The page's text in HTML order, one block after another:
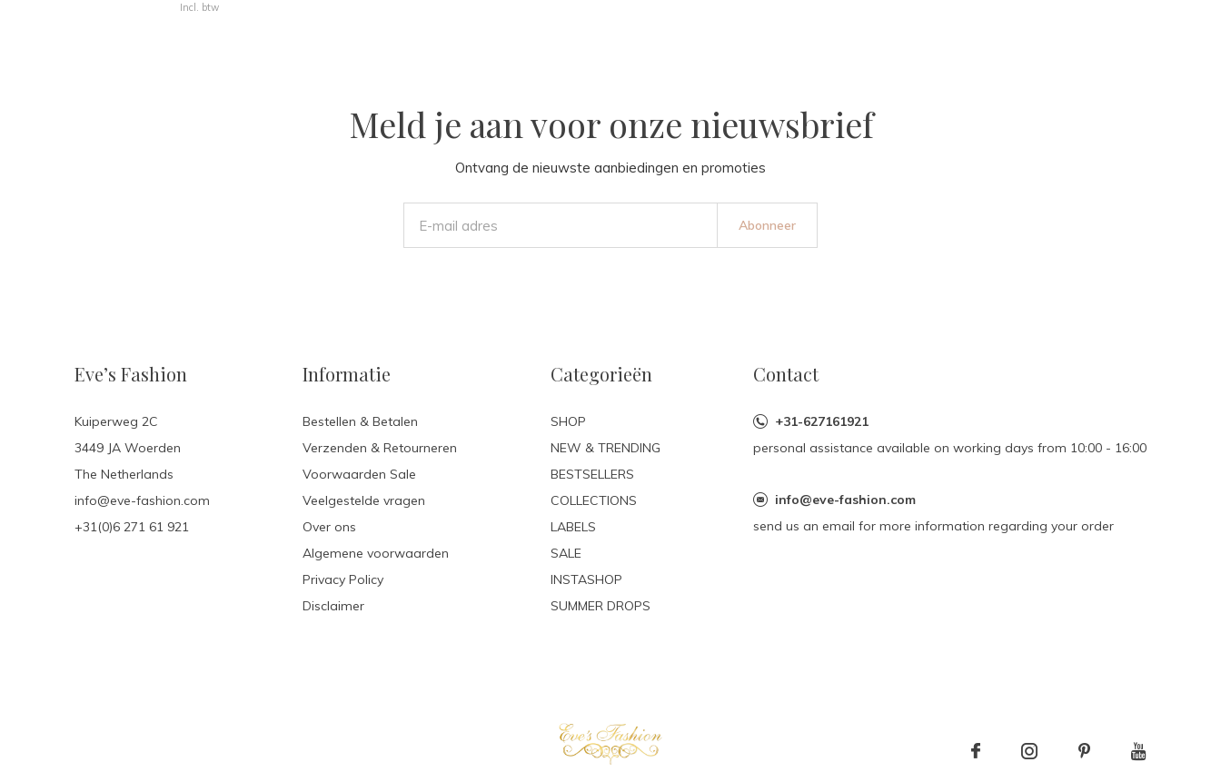
Incl. btw
Meld je aan voor onze nieuwsbrief
Ontvang de nieuwste aanbiedingen en promoties
Abonneer
Eve’s Fashion
Kuiperweg 2C
3449 JA Woerden
The Netherlands
info@eve-fashion.com
+31(0)6 271 61 921
Informatie
Bestellen & Betalen
Verzenden & Retourneren
Voorwaarden Sale
Veelgestelde vragen
Over ons
Algemene voorwaarden
Privacy Policy
Disclaimer
Categorieën
SHOP
NEW & TRENDING
BESTSELLERS
COLLECTIONS
LABELS
SALE
INSTASHOP
SUMMER DROPS
Contact
+31-627161921
personal assistance available on working days from 10:00 - 16:00
info@eve-fashion.com
send us an email for more information regarding your order